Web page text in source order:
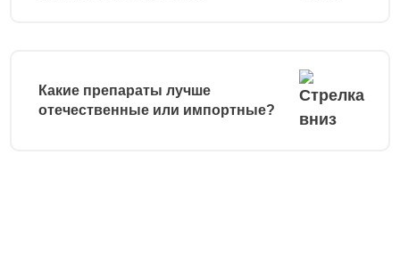
Какие препараты лучше
отечественные или импортные?